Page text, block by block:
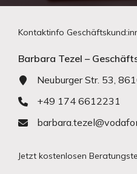
Kontaktinfo
Barbara Tezel –
Neuburger Str. 53,
+49 174 6612231
Jetzt kostenlosen